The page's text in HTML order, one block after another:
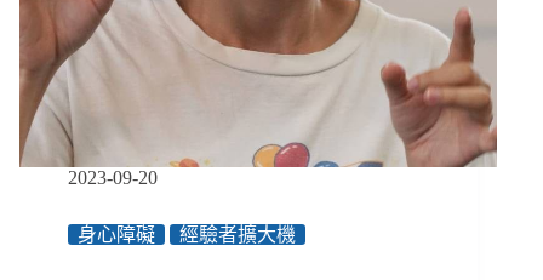
高
腳
屋，
露
天
2023-09-20
身心障礙 經驗者擴大機